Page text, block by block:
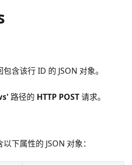
含该行 ID 的 JSON 对象。
路径的 HTTP POST请求。
下属性的 JSON 对象：